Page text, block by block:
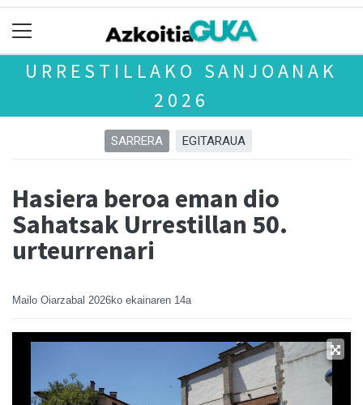
URRESTILLAKO SANJOANAK
2026
SARRERA EGITARAUA
Hasiera beroa eman dio
Sahatsak Urrestillan 50.
urteurrenari
Mailo Oiarzabal 2026ko ekainaren 14a